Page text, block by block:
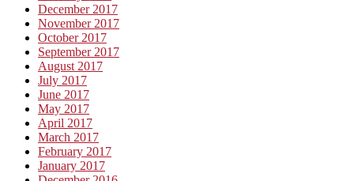
December 2017
November 2017
October 2017
September 2017
August 2017
July 2017
June 2017
May 2017
April 2017
March 2017
February 2017
January 2017